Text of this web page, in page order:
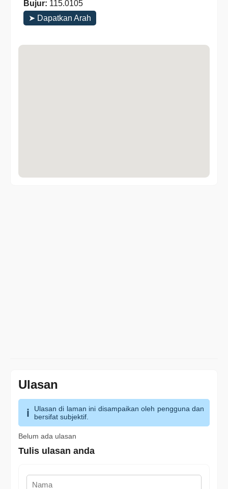
Bujur: 115.0105
➤ Dapatkan Arah
Ulasan
Ulasan di laman ini disampaikan oleh pengguna dan
bersifat subjektif.
Belum ada ulasan
Tulis ulasan anda